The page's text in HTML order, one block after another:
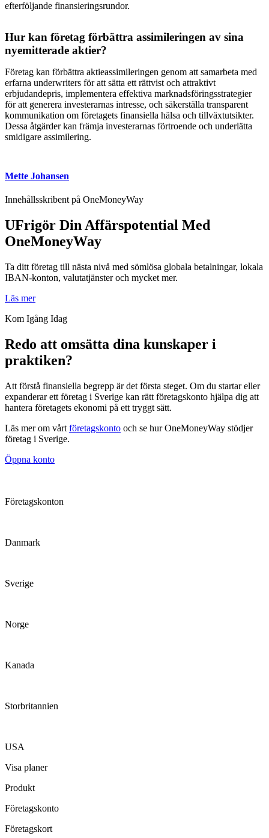
efterföljande finansieringsrundor.
Hur kan företag förbättra assimileringen av sina
nyemitterade aktier?
Företag kan förbättra aktieassimileringen genom att samarbeta med
erfarna underwriters för att sätta ett rättvist och attraktivt
erbjudandepris, implementera effektiva marknadsföringsstrategier
för att generera investerarnas intresse, och säkerställa transparent
kommunikation om företagets finansiella hälsa och tillväxtutsikter.
Dessa åtgärder kan främja investerarnas förtroende och underlätta
smidigare assimilering.
Mette Johansen
Innehållsskribent på OneMoneyWay
UFrigör Din Affärspotential Med
OneMoneyWay
Ta ditt företag till nästa nivå med sömlösa globala betalningar, lokala
IBAN-konton, valutatjänster och mycket mer.
Läs mer
Kom Igång Idag
Redo att omsätta dina kunskaper i
praktiken?
Att förstå finansiella begrepp är det första steget. Om du startar eller
expanderar ett företag i Sverige kan rätt företagskonto hjälpa dig att
hantera företagets ekonomi på ett tryggt sätt.
Läs mer om vårt företagskonto och se hur OneMoneyWay stödjer
företag i Sverige.
Öppna konto
Företagskonton
Danmark
Sverige
Norge
Kanada
Storbritannien
USA
Visa planer
Produkt
Företagskonto
Företagskort